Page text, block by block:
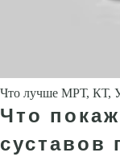
Что лучше МРТ, КТ,
Что
суставов